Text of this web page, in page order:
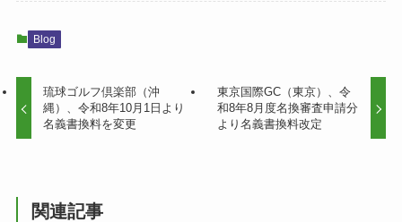
Blog
琉球ゴルフ倶楽部（沖
縄）、令和8年10月1日より
名義書換料を変更
東京国際GC（東京）、令
和8年8月度名換審査申請分
より名義書換料改定
関連記事